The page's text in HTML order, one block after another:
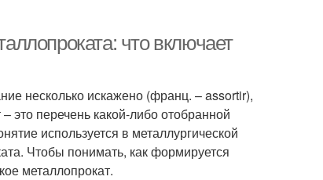
что включает
несколько искажено (франц. – assortir),
это перечень какой-либо отобранной
используется в металлургической
Чтобы понимать, как формируется
металлопрокат.